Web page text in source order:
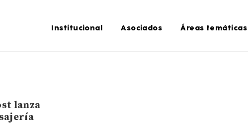
Institucional Asociados Áreas temáticas
lanza